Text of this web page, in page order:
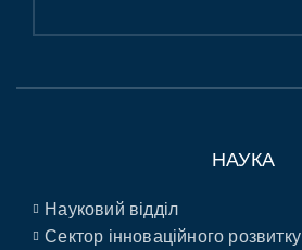
НАУКА
Науковий відділ
Сектор інноваційного розвитку